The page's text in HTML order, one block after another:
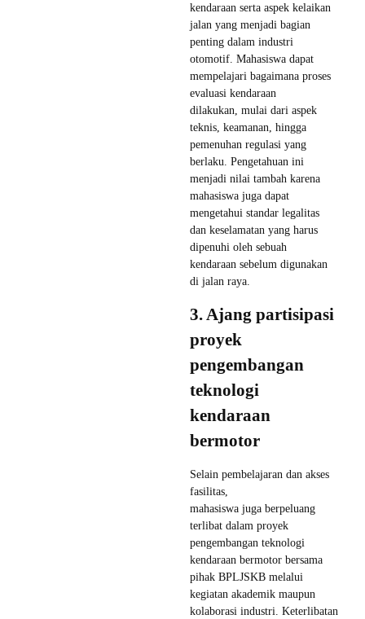
kendaraan serta aspek kelaikan
jalan yang menjadi bagian
penting dalam industri
otomotif. Mahasiswa dapat
mempelajari bagaimana proses
evaluasi kendaraan
dilakukan, mulai dari aspek
teknis, keamanan, hingga
pemenuhan regulasi yang
berlaku. Pengetahuan ini
menjadi nilai tambah karena
mahasiswa juga dapat
mengetahui standar legalitas
dan keselamatan yang harus
dipenuhi oleh sebuah
kendaraan sebelum digunakan
di jalan raya.
3. Ajang partisipasi
proyek
pengembangan
teknologi
kendaraan
bermotor
Selain pembelajaran dan akses
fasilitas,
mahasiswa juga berpeluang
terlibat dalam proyek
pengembangan teknologi
kendaraan bermotor bersama
pihak BPLJSKB melalui
kegiatan akademik maupun
kolaborasi industri. Keterlibatan